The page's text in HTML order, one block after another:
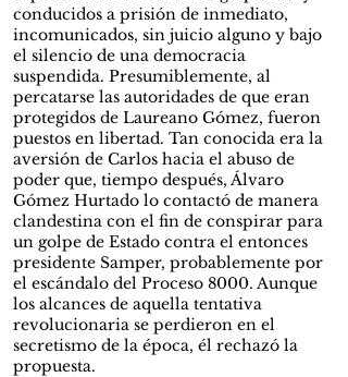
conducidos a prisión de inmediato,
incomunicados, sin juicio alguno y bajo
el silencio de una democracia
suspendida. Presumiblemente, al
percatarse las autoridades de que eran
protegidos de Laureano Gómez, fueron
puestos en libertad. Tan conocida era la
aversión de Carlos hacia el abuso de
poder que, tiempo después, Álvaro
Gómez Hurtado lo contactó de manera
clandestina con el fin de conspirar para
un golpe de Estado contra el entonces
presidente Samper, probablemente por
el escándalo del Proceso 8000. Aunque
los alcances de aquella tentativa
revolucionaria se perdieron en el
secretismo de la época, él rechazó la
propuesta.